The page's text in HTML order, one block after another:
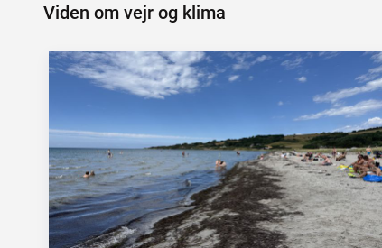
Viden om vejr og klima